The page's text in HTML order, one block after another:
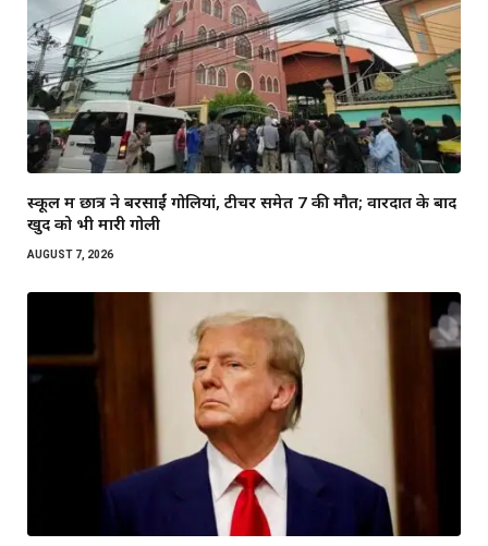
स्कूल में छात्र ने बरसाईं गोलियां, टीचर समेत 7 की मौत; वारदात के बाद
खुद को भी मारी गोली
AUGUST 7, 2026